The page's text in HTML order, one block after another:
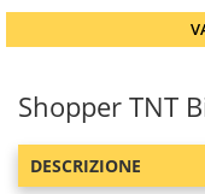
Shopper TNT
DESCRIZIONE